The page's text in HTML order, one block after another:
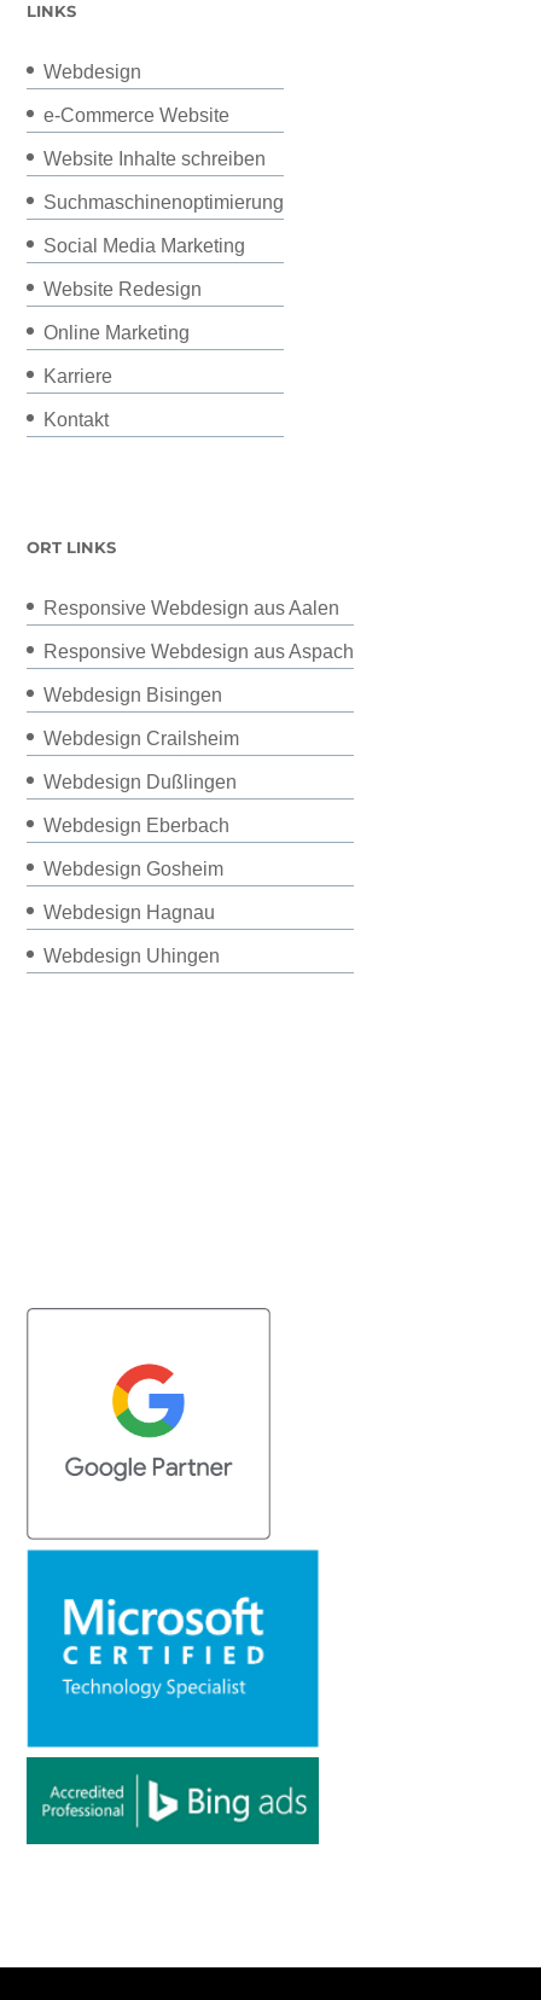
LINKS
Webdesign
e-Commerce Website
Website Inhalte schreiben
Suchmaschinenoptimierung
Social Media Marketing
Website Redesign
Online Marketing
Karriere
Kontakt
ORT LINKS
Responsive Webdesign aus Aalen
Responsive Webdesign aus Aspach
Webdesign Bisingen
Webdesign Crailsheim
Webdesign Dußlingen
Webdesign Eberbach
Webdesign Gosheim
Webdesign Hagnau
Webdesign Uhingen